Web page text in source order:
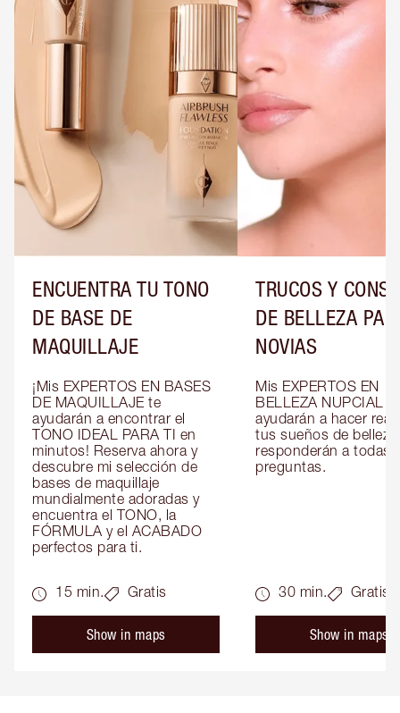
ENCUENTRA TU TONO
DE BASE DE
MAQUILLAJE
¡Mis EXPERTOS EN BASES
DE MAQUILLAJE te
ayudarán a encontrar el
TONO IDEAL PARA TI en
minutos! Reserva ahora y
descubre mi selección de
bases de maquillaje
mundialmente adoradas y
encuentra el TONO, la
FÓRMULA y el ACABADO
perfectos para ti.
15 min. Gratis
Show in maps
TRUCOS Y
DE BELLEZA
NOVIAS
Mis EXPERTOS EN
BELLEZA NUPCIAL te
ayudarán a hacer
tus sueños de belleza
responderán a todas
preguntas.
30 min. Gratis
Show in maps